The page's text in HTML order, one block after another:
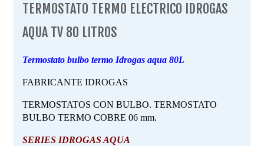
TERMOSTATO TERMO ELECTRICO IDROGAS
AQUA TV 80 LITROS
Termostato bulbo termo Idrogas aqua 80L
FABRICANTE IDROGAS
TERMOSTATOS CON BULBO. TERMOSTATO
BULBO TERMO COBRE 06 mm.
SERIES IDROGAS AQUA